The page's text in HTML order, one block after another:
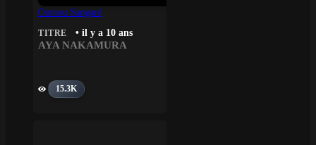
Oumou Sangaré
TITRE • il y a 10 ans
AYA NAKAMURA
15.3K